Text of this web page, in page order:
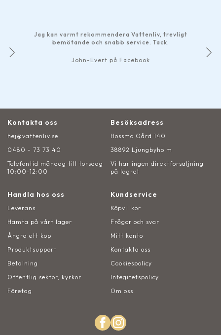
Jag kan varmt rekommendera Vattenliv, trevligt
bemötande och snabb service. Tack.
John-Evert på Facebook
Kontakta oss
hej@vattenliv.se
0480 - 73 73 40
Telefontid måndag till torsdag
10:00-12:00
Besöksadress
Hossmo Gård 140
38892 Ljungbyholm
Vi har ingen direktförsäljning
på lagret
Handla hos oss
Leverans
Hämta på vårt lager
Ångra ett köp
Produktsupport
Betalning
Offentlig sektor, kyrkor
Företag
Kundservice
Köpvillkor
Frågor och svar
Mitt konto
Kontakta oss
Cookiespolicy
Integitetspolicy
Om oss